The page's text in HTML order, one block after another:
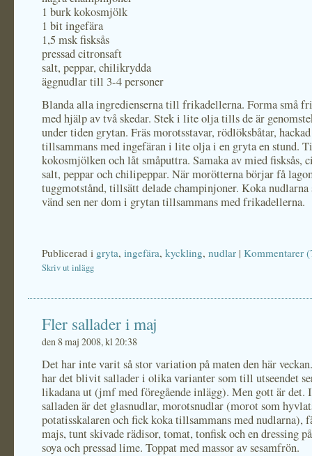
1 burk kokosmjölk
1 bit ingefära
1,5 msk fisksås
pressad citronsaft
salt, peppar, chilikrydda
äggnudlar till 3-4 personer
Blanda alla ingredienserna till frikadellerna. Forma små
med hjälp av två skedar. Stek i lite olja tills de är
under tiden grytan. Fräs morotsstavar, rödlöksbåtar,
tillsammans med ingefäran i lite olja i en gryta en stund.
kokosmjölken och låt småputtra. Samaka av mied fisksås,
salt, peppar och chilipeppar. När morötterna börjar få
tuggmotstånd, tillsätt delade champinjoner. Koka nudlarna
vänd sen ner dom i grytan tillsammans med frikadellerna.
Publicerad i gryta, ingefära, kyckling, nudlar | Kommentarer
Skriv ut inlägg
Fler sallader i maj
den 8 maj 2008, kl 20:38
Det har inte varit så stor variation på maten den här
har det blivit sallader i olika varianter som till utseendet
likadana ut (jmf med föregående inlägg). Men gott är det.
salladen är det glasnudlar, morotsnudlar (morot som
potatisskalaren och fick koka tillsammans med nudlarna),
majs, tunt skivade rädisor, tomat, tonfisk och en dressing
soya och pressad lime. Toppat med massor av sesamfrön.